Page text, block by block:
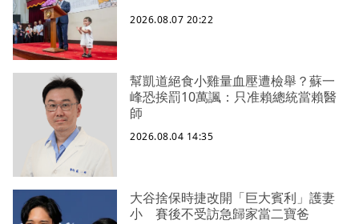
2026.08.07 20:22
幫凱道絕食小雞量血壓遭檢舉？蘇一
峰恐挨罰10萬諷：只准賴總統當賴醫
師
2026.08.04 14:35
大谷捨保時捷改開「巨大賓利」護妻
小 賽後不受訪急歸家當二寶爸